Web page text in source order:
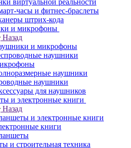
виртуальной реальности
часы и фитнес-браслеты
штрих-кода
и микрофоны
Назад
и микрофоны
наушники
наушники
наушники
для наушников
и электронные книги
Назад
и электронные книги
книги